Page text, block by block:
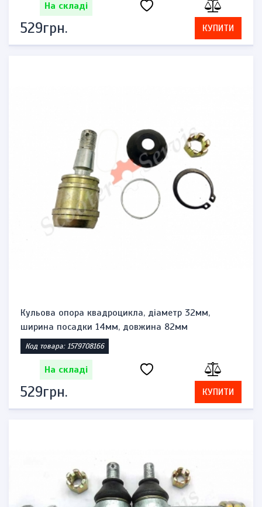
На складі
529грн. КУПИТИ
Кульова опора квадроцикла, діаметр 32мм,
ширина посадки 14мм, довжина 82мм
Код товара: 1579708166
На складі
529грн. КУПИТИ